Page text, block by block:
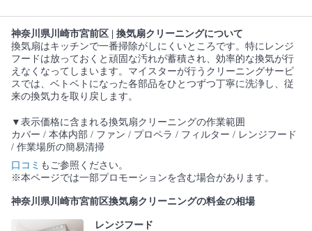
神奈川県川崎市宮前区 | 換気扇クリーニングについて
換気扇はキッチンで一番掃除がしにくいところです。特にレンジ
フードは放っておくと頑固な汚れが蓄積され、効率的な換気が行
えなくなってしまいます。マイスターが行うクリーニングサービ
スでは、ベトベトになった各部品をひとつずつ丁寧に洗浄し、従
来の換気力を取り戻します。
▼表示価格に含まれる換気扇クリーニングの作業範囲
カバー / 本体内部 / ファン / プロペラ / フィルター / レンジフード
/ 作業場所の簡易清掃
口コミ もご参照ください。
※本ページでは一部プロモーションを含む場合があります。
神奈川県川崎市宮前区換気扇クリーニングの料金の相場
レンジフード